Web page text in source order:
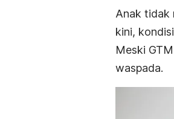
Anak tidak
kini,
Meski
waspada.